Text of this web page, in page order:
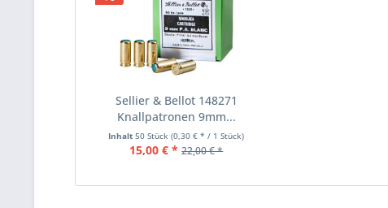
Sellier & Bellot 148271
Knallpatronen 9mm...
Inhalt50 Stück(0,30 € * / 1 Stück)
15,00 € * 22,00 € *